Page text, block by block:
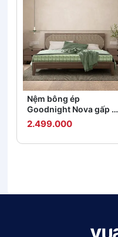
Nệm bông ép
Goodnight Nova gấp 3
dày 5/9cm
2.499.000